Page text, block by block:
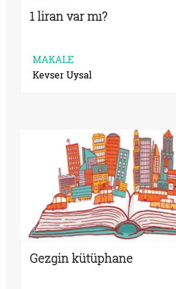
1 liran var mı?
MAKALE
Kevser Uysal
Gezgin kütüphane